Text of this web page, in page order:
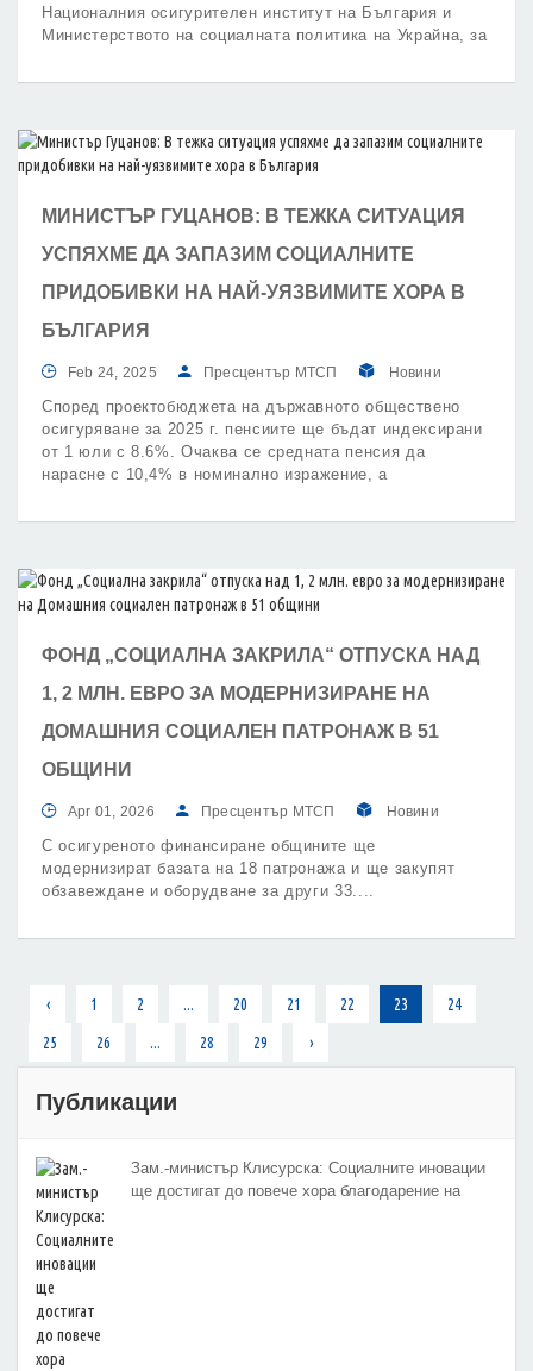
Националния осигурителен институт на България и
Министерството на социалната политика на Украйна, за
социалноосигурителните си права.
МИНИСТЪР ГУЦАНОВ: В ТЕЖКА СИТУАЦИЯ
УСПЯХМЕ ДА ЗАПАЗИМ СОЦИАЛНИТЕ
ПРИДОБИВКИ НА НАЙ-УЯЗВИМИТЕ ХОРА В
БЪЛГАРИЯ
Feb 24, 2025 Пресцентър МТСП Новини
Според проектобюджета на държавното обществено
осигуряване за 2025 г. пенсиите ще бъдат индексирани
от 1 юли с 8.6%. Очаква се средната пенсия да
нарасне с 10,4% в номинално изражение, а
ФОНД „СОЦИАЛНА ЗАКРИЛА“ ОТПУСКА НАД
1, 2 МЛН. ЕВРО ЗА МОДЕРНИЗИРАНЕ НА
ДОМАШНИЯ СОЦИАЛЕН ПАТРОНАЖ В 51
ОБЩИНИ
Apr 01, 2026 Пресцентър МТСП Новини
С осигуреното финансиране общините ще
модернизират базата на 18 патронажа и ще закупят
обзавеждане и оборудване за други 33.
‹ 1 2 ... 20 21 22 23
24
25
26 ... 28 29 ›
Публикации
Зам.-министър Клисурска: Социалните иновации
ще достигат до повече хора благодарение на